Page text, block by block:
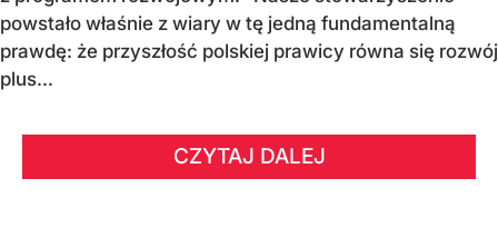
powstało właśnie z wiary w tę jedną fundamentalną
prawdę: że przyszłość polskiej prawicy równa się rozwój
plus...
CZYTAJ DALEJ